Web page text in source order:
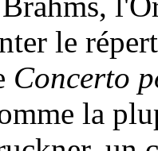
le
Concerto
la